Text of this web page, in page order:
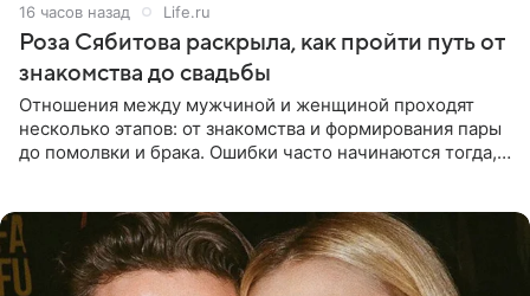
16 часов назад Life.ru
Роза Сябитова раскрыла, как пройти путь от
знакомства до свадьбы
Отношения между мужчиной и женщиной проходят
несколько этапов: от знакомства и формирования пары
до помолвки и брака. Ошибки часто начинаются тогда,